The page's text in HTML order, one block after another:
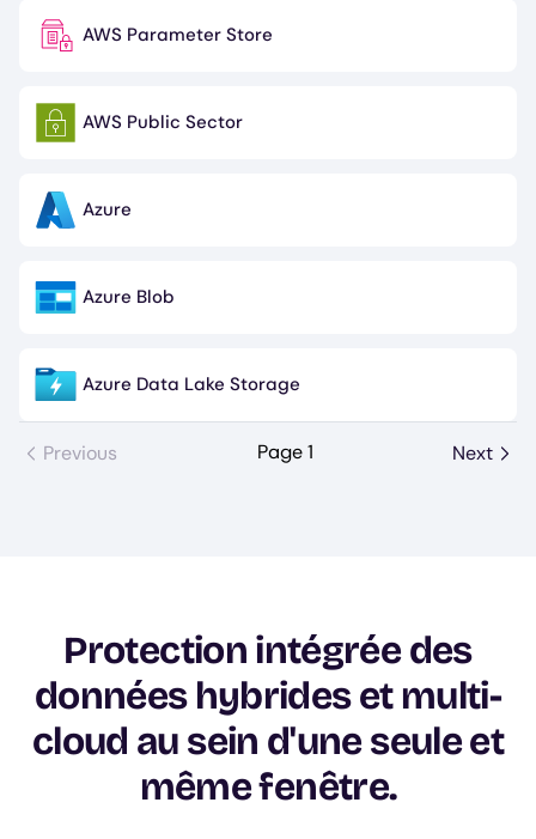
ImageAWS Parameter Store
ImageAWS Public Sector
Image
Azure
ImageAzure Blob
ImageAzure Data Lake Storage
Previous Page 1 Next
Protection intégrée des
données hybrides et multi-
cloud au sein d'une seule et
même fenêtre.